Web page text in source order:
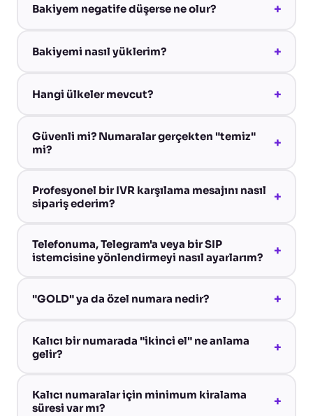
Bakiyem negatife düşerse ne olur? +
Bakiyemi nasıl yüklerim? +
Hangi ülkeler mevcut? +
Güvenli mi? Numaralar gerçekten "temiz"
mi?
+
Profesyonel bir IVR karşılama mesajını nasıl
sipariş ederim?
+
Telefonuma, Telegram'a veya bir SIP
istemcisine yönlendirmeyi nasıl ayarlarım?
+
"GOLD" ya da özel numara nedir? +
Kalıcı bir numarada "ikinci el" ne anlama
gelir?
+
Kalıcı numaralar için minimum kiralama
süresi var mı?
+